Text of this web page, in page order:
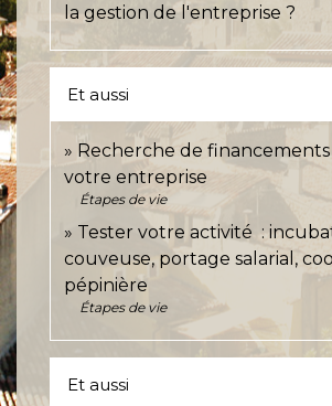
la gestion de l'entreprise ?
Et aussi
Recherche de
votre entreprise
Étapes de vie
Tester votre activité :
couveuse, portage salarial,
pépinière
Étapes de vie
Et aussi